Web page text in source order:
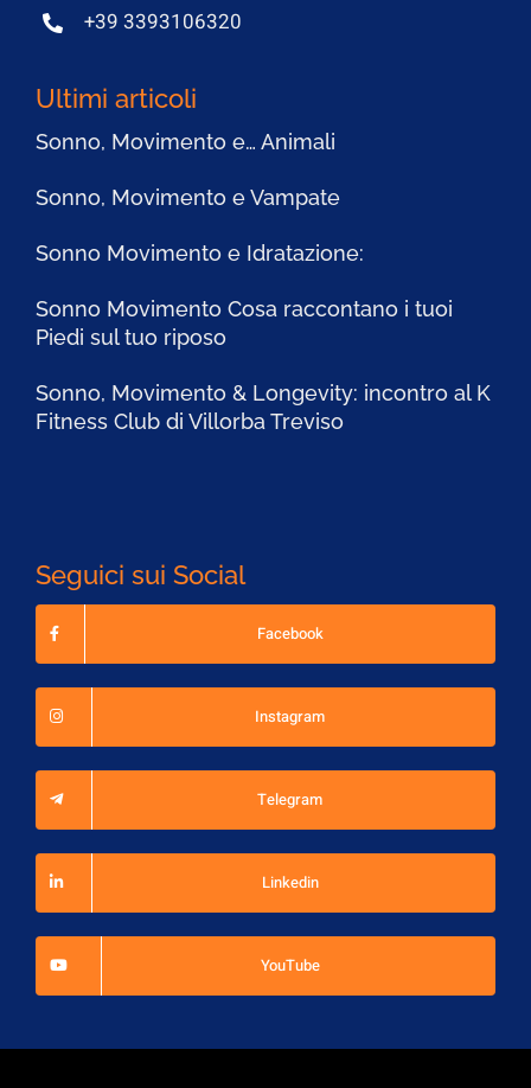
+39 3393106320
Ultimi articoli
Sonno, Movimento e… Animali
Sonno, Movimento e Vampate
Sonno Movimento e Idratazione:
Sonno Movimento Cosa raccontano i tuoi
Piedi sul tuo riposo
Sonno, Movimento & Longevity: incontro al K
Fitness Club di Villorba Treviso
Seguici sui Social
Facebook
Instagram
Telegram
Linkedin
YouTube